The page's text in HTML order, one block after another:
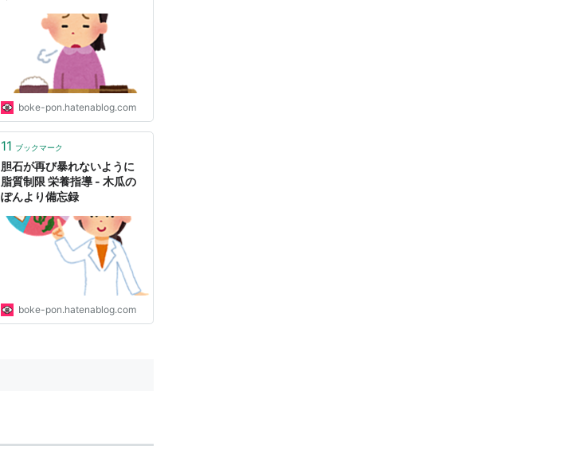
boke-pon.hatenablog.com
11 ブックマーク
胆石が再び暴れないように
脂質制限 栄養指導 - 木瓜の
ぽんより備忘録
boke-pon.hatenablog.com